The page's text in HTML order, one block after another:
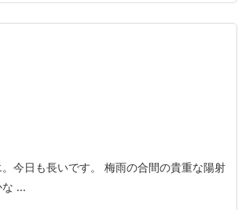
今日も長いです。 梅雨の合間の貴重な陽射
...